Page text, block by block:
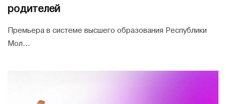
родителей
Премьера в системе высшего образования Республики
Мол...